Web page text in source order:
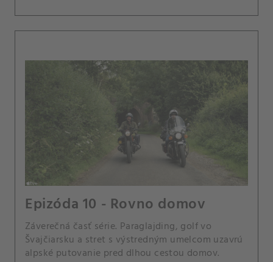
Epizóda 10 - Rovno domov
Záverečná časť série. Paraglajding, golf vo
Švajčiarsku a stret s výstredným umelcom uzavrú
alpské putovanie pred dlhou cestou domov.